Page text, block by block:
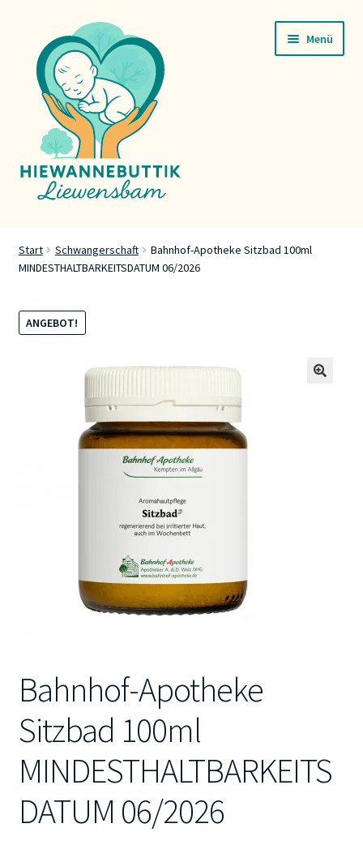
Navigation
springen
Inhalt
springen
Menü
Servicer
Buttik
Start Schwangerschaft
Bahnhof-Apotheke Sitzbad 100ml
MINDESTHALTBARKEITSDATUM 06/2026
ANGEBOT!
Bahnhof-Apotheke
Sitzbad 100ml
MINDESTHALTBARKEITS
DATUM 06/2026